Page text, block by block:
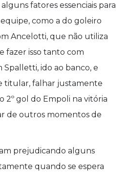
fatores essenciais para
como a do goleiro
Ancelotti, que não utiliza
fazer isso tanto com
ido ao banco, e
titular, falhar justamente
2º gol do Empoli na vitória
de outros momentos de
prejudicando alguns
quando se espera